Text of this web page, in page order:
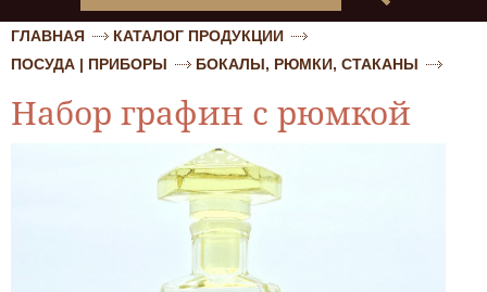
ГЛАВНАЯ
КАТАЛОГ ПРОДУКЦИИ
ПОСУДА | ПРИБОРЫ
БОКАЛЫ, РЮМКИ, СТАКАНЫ
Набор графин с рюмкой